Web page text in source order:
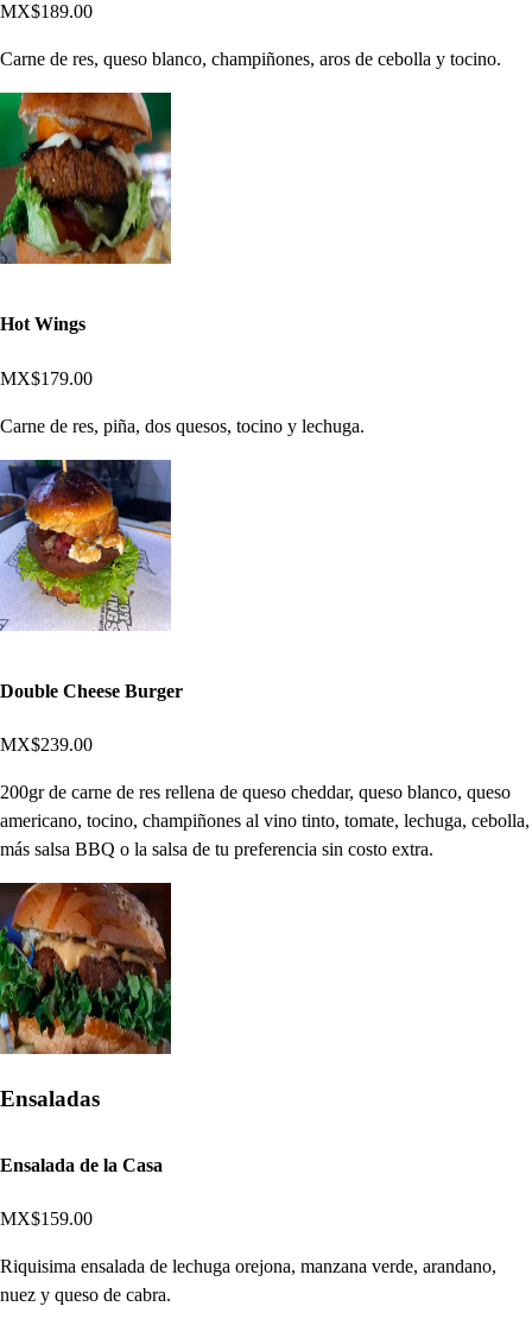
MX$189.00
Carne de res, queso blanco, champiñones, aros de cebolla y tocino.
Hot Wings
MX$179.00
Carne de res, piña, dos quesos, tocino y lechuga.
Double Cheese Burger
MX$239.00
200gr de carne de res rellena de queso cheddar, queso blanco, queso
americano, tocino, champiñones al vino tinto, tomate, lechuga, cebolla,
más salsa BBQ o la salsa de tu preferencia sin costo extra.
Ensaladas
Ensalada de la Casa
MX$159.00
Riquisima ensalada de lechuga orejona, manzana verde, arandano,
nuez y queso de cabra.